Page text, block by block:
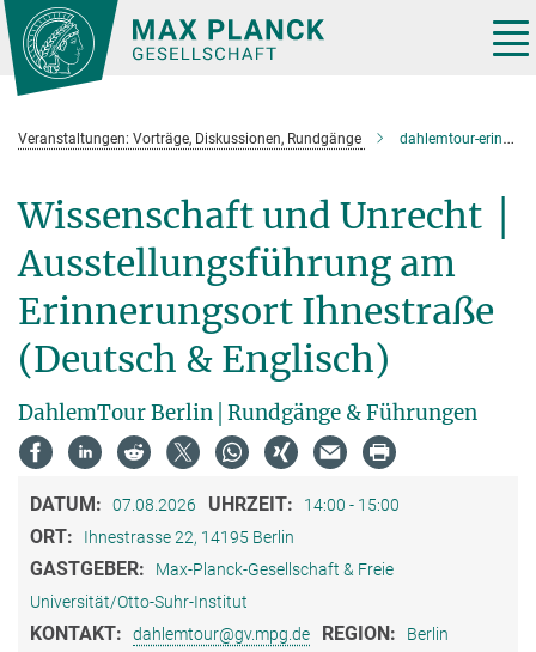
Hauptinhalt
Veranstaltungen: Vorträge, Diskussionen, Rundgänge dahlemtour-erinnerungsort-ihnestrasse
Wissenschaft und Unrecht │
Ausstellungsführung am
Erinnerungsort Ihnestraße
(Deutsch & Englisch)
DahlemTour Berlin│Rundgänge & Führungen
DATUM: 07.08.2026 UHRZEIT: 14:00 - 15:00
ORT: Ihnestrasse 22, 14195 Berlin
GASTGEBER:
Max-Planck-Gesellschaft & Freie
Universität/Otto-Suhr-Institut
KONTAKT: dahlemtour@gv.mpg.de REGION: Berlin